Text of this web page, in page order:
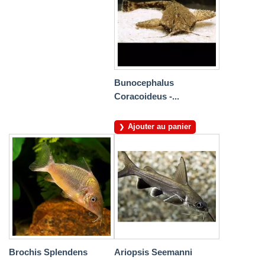
Bunocephalus
Coracoideus -...
Ajouter au panier
Brochis Splendens
Ariopsis Seemanni